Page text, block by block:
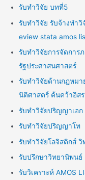
รับทำวิจัย บทที่5
รับทำวิจัย รับจ้างทำ
eview stata amos
รับทำวิจัยการจัดการ
รัฐประศาสนศาสตร์
รับทำวิจัยด้านกฎหม
นิติศาสตร์ ค้นคว้าอิส
รับทำวิจัยปริญญาเอก
รับทำวิจัยปริญญาโท
รับทำวิจัยโลจิสติกส์
รับปรึกษาวิทยานิพนธ์
รับวิเคราะห์ AMOS